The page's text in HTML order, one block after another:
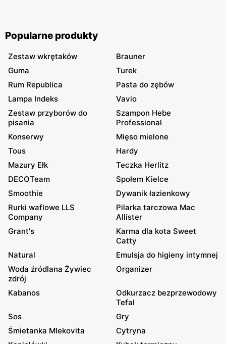
Popularne produkty
Zestaw wkrętaków
Brauner
Guma
Turek
Rum Republica
Pasta do zębów
Lampa Indeks
Vavio
Zestaw przyborów do
pisania
Szampon Hebe
Professional
Konserwy
Mięso mielone
Tous
Hardy
Mazury Ełk
Teczka Herlitz
DECOTeam
Społem Kielce
Smoothie
Dywanik łazienkowy
Rurki waflowe LLS
Company
Pilarka tarczowa Mac
Allister
Grant's
Karma dla kota Sweet
Catty
Natural
Emulsja do higieny intymnej
Woda źródlana Żywiec
zdrój
Organizer
Kabanos
Odkurzacz bezprzewodowy
Tefal
Sos
Gry
Śmietanka Mlekovita
Cytryna